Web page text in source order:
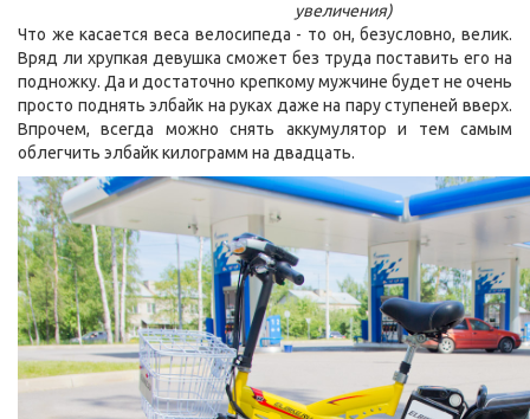
увеличения)
Что же касается веса велосипеда - то он, безусловно, велик.
Вряд ли хрупкая девушка сможет без труда поставить его на
подножку. Да и достаточно крепкому мужчине будет не очень
просто поднять элбайк на руках даже на пару ступеней вверх.
Впрочем, всегда можно снять аккумулятор и тем самым
облегчить элбайк килограмм на двадцать.